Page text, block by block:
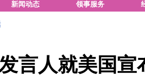
新闻动态 领事服务
言人就美国